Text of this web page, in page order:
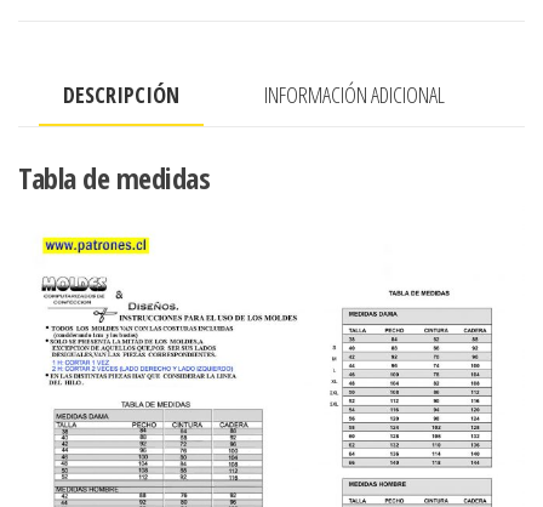
DESCRIPCIÓN INFORMACIÓN ADICIONAL
Tabla de medidas